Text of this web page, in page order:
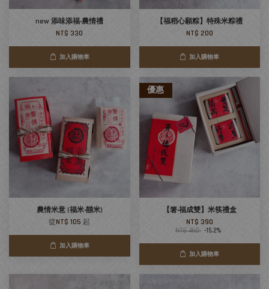
new 添味添福‧農情禮
NT$ 330
加入購物車
【福稻心願粽】特殊米粽禮
NT$ 200
加入購物車
農情米意 (福米‧囍米)
從NT$ 105 起
加入購物車
優惠
【箸‧福成雙】米筷禮盒
NT$ 390
NT$ 460 -15.2%
加入購物車